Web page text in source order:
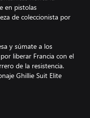
en pistolas
de coleccionista por
y súmate a los
liberar Francia con el
de la resistencia.
Ghillie Suit Elite
total mientras